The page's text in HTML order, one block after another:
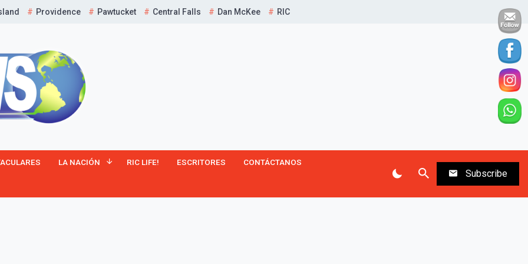
Providence Pawtucket Central Falls Dan McKee RIC
LA NACIÓN RIC LIFE! ESCRITORES CONTÁCTANOS
Subscribe
¡Suscríbete y Vive la
Experiencia!